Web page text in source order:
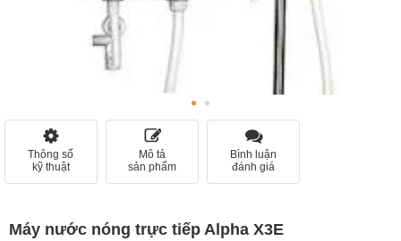
Thông số
kỹ thuật
Mô tả
sản phẩm
Bình luận
đánh giá
Máy nước nóng trực tiếp Alpha X3E